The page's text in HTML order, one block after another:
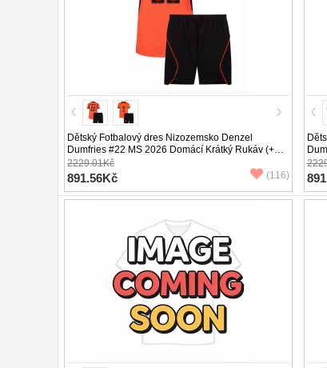
Dětský Fotbalový dres Nizozemsko Denzel
Dumfries #22 MS 2026 Domácí Krátký Rukáv (+
trenýrky)
2229.01Kč
891.56Kč (116)